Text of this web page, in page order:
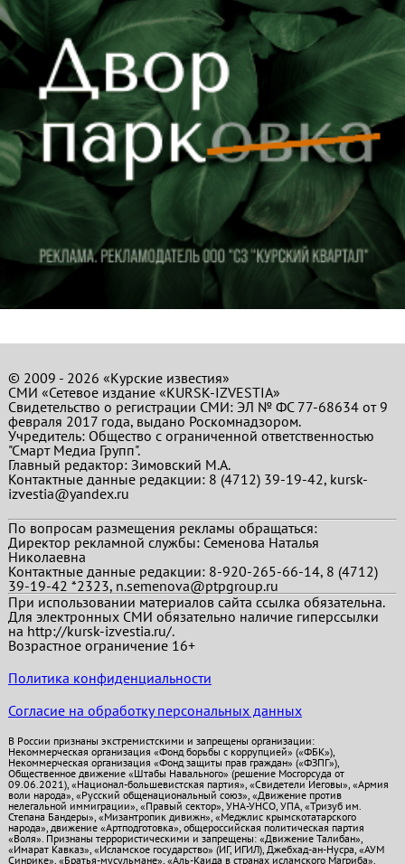
© 2009 - 2026 «Курские известия»
СМИ «Сетевое издание «KURSK-IZVESTIA»
Свидетельство о регистрации СМИ: ЭЛ № ФС 77-68634 от 9
февраля 2017 года, выдано Роскомнадзором.
Учредитель: Общество с ограниченной ответственностью
"Смарт Медиа Групп".
Главный редактор:Зимовский М.А.
Контактные данные редакции: 8 (4712) 39-19-42, kursk-
izvestia@yandex.ru
По вопросам размещения рекламы обращаться:
Директор рекламной службы: Семенова Наталья
Николаевна
Контактные данные редакции: 8-920-265-66-14, 8 (4712)
39-19-42 *2323, n.semenova@ptpgroup.ru
При использовании материалов сайта ссылка обязательна.
Для электронных СМИ обязательно наличие гиперссылки
на http://kursk-izvestia.ru/.
Возрастное ограничение 16+
Политика конфиденциальности
Согласие на обработку персональных данных
В России признаны экстремистскими и запрещены организации:
Некоммерческая организация «Фонд борьбы с коррупцией» («ФБК»),
Некоммерческая организация «Фонд защиты прав граждан» («ФЗПГ»),
Общественное движение «Штабы Навального» (решение Мосгорсуда от
09.06.2021), «Национал-большевистская партия», «Свидетели Иеговы», «Армия
воли народа», «Русский общенациональный союз», «Движение против
нелегальной иммиграции», «Правый сектор», УНА-УНСО, УПА, «Тризуб им.
Степана Бандеры», «Мизантропик дивижн», «Меджлис крымскотатарского
народа», движение «Артподготовка», общероссийская политическая партия
«Воля». Признаны террористическими и запрещены: «Движение Талибан»,
«Имарат Кавказ», «Исламское государство» (ИГ, ИГИЛ), Джебхад-ан-Нусра, «АУМ
Синрике», «Братья-мусульмане», «Аль-Каида в странах исламского Магриба».